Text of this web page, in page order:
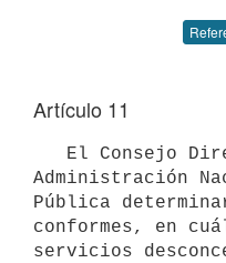
Artículo 11
Administración
Pública
conformes, en
servicios